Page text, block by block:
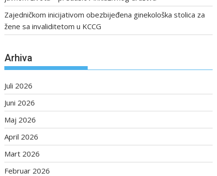
Zajedničkom inicijativom obezbijeđena ginekološka stolica za
žene sa invaliditetom u KCCG
Arhiva
Juli 2026
Juni 2026
Maj 2026
April 2026
Mart 2026
Februar 2026